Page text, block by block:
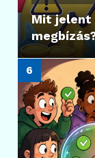
Mit jelent